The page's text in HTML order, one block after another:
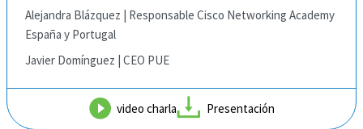
Alejandra Blázquez | Responsable Cisco Networking Academy
España y Portugal
Javier Domínguez | CEO PUE
video charla Presentación